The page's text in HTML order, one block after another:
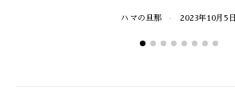
ハマの旦那 2023年10月5日